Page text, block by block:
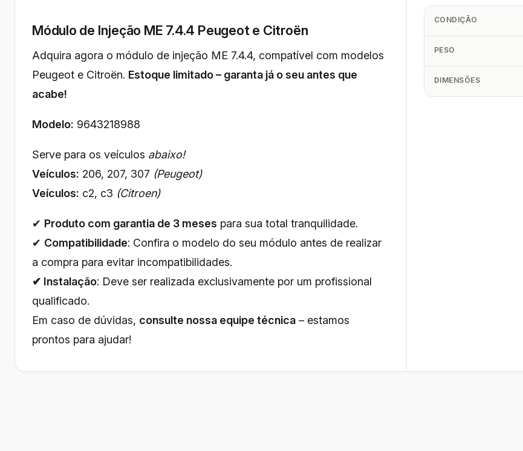
Módulo de Injeção ME 7.4.4 Peugeot e Citroën
Adquira agora o módulo de injeção ME 7.4.4, compatível com modelos
Peugeot e Citroën. Estoque limitado – garanta já o seu antes que
acabe!
Modelo: 9643218988
Serve para os veículos abaixo!
Veículos: 206, 207, 307 (Peugeot)
Veículos: c2, c3 (Citroen)
✔ Produto com garantia de 3 meses para sua total tranquilidade.
✔ Compatibilidade: Confira o modelo do seu módulo antes de realizar
a compra para evitar incompatibilidades.
✔ Instalação: Deve ser realizada exclusivamente por um profissional
qualificado.
Em caso de dúvidas, consulte nossa equipe técnica – estamos
prontos para ajudar!
CONDIÇÃO
PESO
DIMENSÕES